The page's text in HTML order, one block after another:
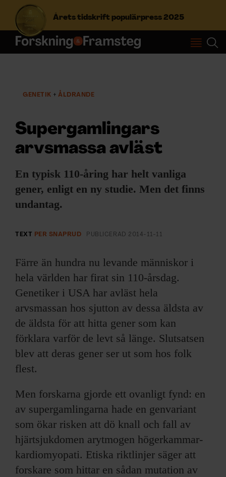
Årets tidskrift populärpress 2025
S
f
r
Logga in
NYHETSBREV
ÄMNEN
ARKIV & E-TIDNING
LYSSNA/PODD
EVENEMANG & RESOR
SHOP
KONTAKTA F&F
SKRIV I F&F
PRENUMERERA PÅ F&F
ANNONSERA I F&F
OM F&F
GENETIK ÅLDRANDE
Supergamlingars
arvsmassa avläst
En typisk 110-åring har helt vanliga
gener, enligt en ny studie. Men det finns
undantag.
TEXT PER SNAPRUD PUBLICERAD 2014-11-11
Färre än hundra nu levande människor i
hela världen har firat sin 110-årsdag.
Genetiker i USA har avläst hela
arvsmassan hos sjutton av dessa äldsta av
de äldsta för att hitta gener som kan
förklara varför de levt så länge. Slutsatsen
blev att deras gener ser ut som hos folk
flest.
Men forskarna gjorde ett ovanligt fynd: en
av supergamlingarna hade en genvariant
som ökar risken att dö knall och fall av
hjärtsjukdomen arytmogen högerkammar­
kardiomyopati. Etiska riktlinjer säger att
forskare som hittar en sådan mutation av